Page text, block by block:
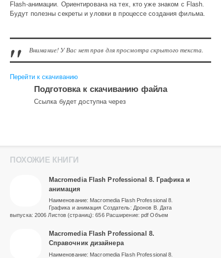
Flash-анимации. Ориентирована на тех, кто уже знаком с Flash.
Будут полезны секреты и уловки в процессе создания фильма.
Внимание! У Вас нет прав для просмотра скрытого текста.
Перейти к скачиванию
Подготовка к скачиванию файла
Сcылка будет доступна через
ПОХОЖИЕ КНИГИ
Macromedia Flash Professional 8. Графика и
анимация
Наименование: Macromedia Flash Professional 8.
Графика и анимация Создатель: Дронов В. Дата
выпуска: 2006 Листов (страниц): 656 Расширение: pdf Объем
Macromedia Flash Professional 8.
Справочник дизайнера
Наименование: Macromedia Flash Professional 8.